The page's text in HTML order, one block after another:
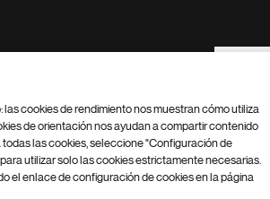
Footer
Configuración de cookies Mapa del
cookies de rendimiento nos muestran cómo utiliza
de orientación nos ayudan a compartir contenido
las cookies, seleccione "Configuración de
utilizar solo las cookies estrictamente necesarias.
el enlace de configuración de cookies en la página